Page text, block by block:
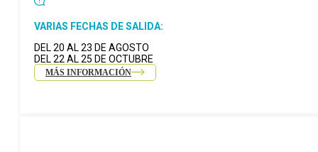
VARIAS FECHAS DE SALIDA:
DEL 20 AL 23 DE AGOSTO
DEL 22 AL 25 DE OCTUBRE
MÁS INFORMACIÓN